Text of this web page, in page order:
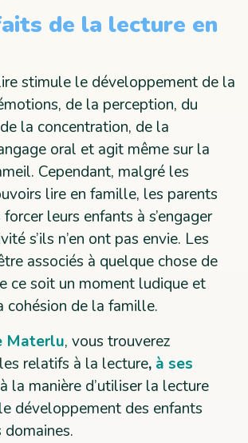
de la lecture en
stimule le développement de la
de la perception, du
la concentration, de la
oral et agit même sur la
Cependant, malgré les
lire en famille, les parents
leurs enfants à s’engager
s’ils n’en ont pas envie. Les
associés à quelque chose de
ce soit un moment ludique et
cohésion de la famille.
Materlu, vous trouverez
relatifs à la lecture, à ses
la manière d’utiliser la lecture
développement des enfants